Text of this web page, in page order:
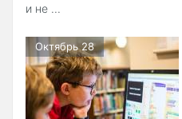
и не ...
Октябрь 28